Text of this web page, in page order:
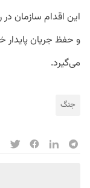
این اقدام سازمان
و حفظ جریان
می‌گیرد.
جنگ